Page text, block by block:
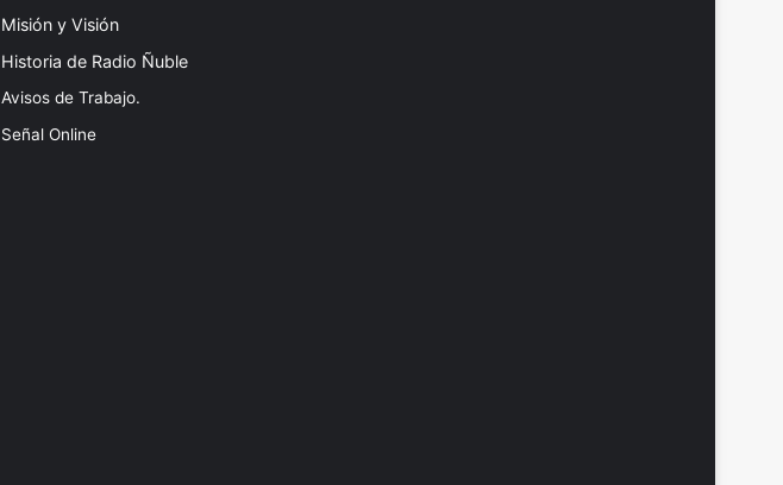
Misión y Visión
Historia de Radio Ñuble
Avisos de Trabajo.
Señal Online